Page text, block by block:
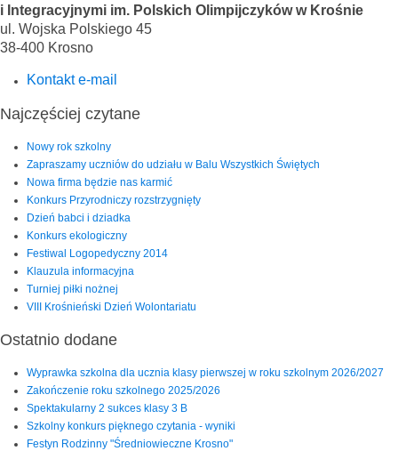
i Integracyjnymi im. Polskich Olimpijczyków w Krośnie
ul. Wojska Polskiego 45
38-400 Krosno
Kontakt e-mail
Najczęściej czytane
Nowy rok szkolny
Zapraszamy uczniów do udziału w Balu Wszystkich Świętych
Nowa firma będzie nas karmić
Konkurs Przyrodniczy rozstrzygnięty
Dzień babci i dziadka
Konkurs ekologiczny
Festiwal Logopedyczny 2014
Klauzula informacyjna
Turniej piłki nożnej
VIII Krośnieński Dzień Wolontariatu
Ostatnio dodane
Wyprawka szkolna dla ucznia klasy pierwszej w roku szkolnym 2026/2027
Zakończenie roku szkolnego 2025/2026
Spektakularny 2 sukces klasy 3 B
Szkolny konkurs pięknego czytania - wyniki
Festyn Rodzinny "Średniowieczne Krosno"